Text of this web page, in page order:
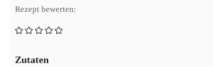
Rezept bewerten:
Zutaten